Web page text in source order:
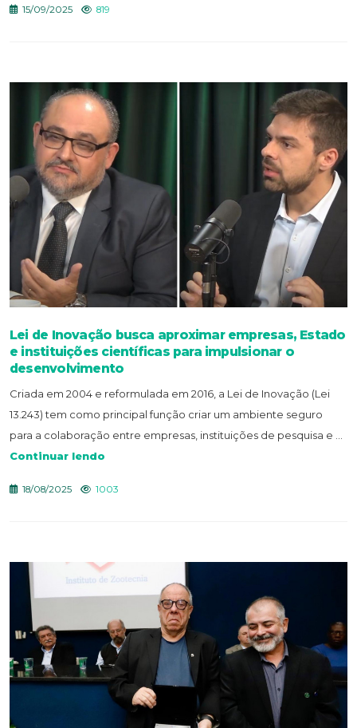
15/09/2025 819
Lei de Inovação busca aproximar empresas, Estado
e instituições científicas para impulsionar o
desenvolvimento
Criada em 2004 e reformulada em 2016, a Lei de Inovação (Lei
13.243) tem como principal função criar um ambiente seguro
para a colaboração entre empresas, instituições de pesquisa e ...
Continuar lendo
18/08/2025 1003